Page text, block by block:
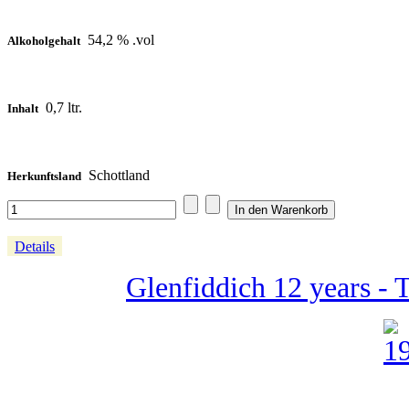
Alkoholgehalt 54,2 % .vol
Inhalt 0,7 ltr.
Herkunftsland Schottland
Details
Glenfiddich 12 years -